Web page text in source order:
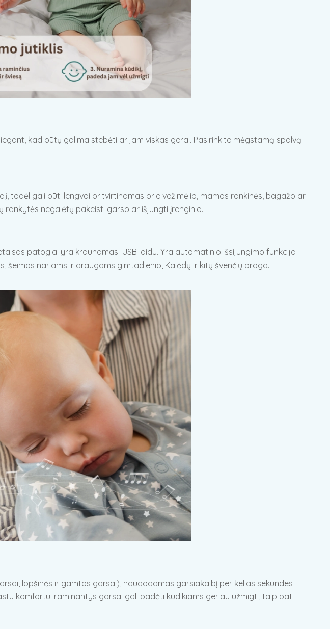
kad būtų galima stebėti ar jam viskas gerai. Pasirinkite mėgstamą spalvą
todėl gali būti lengvai pritvirtinamas prie vežimėlio, mamos rankinės, bagažo ar
rankytės negalėtų pakeisti garso ar išjungti įrenginio.
patogiai yra kraunamas USB laidu. Yra automatinio išsijungimo funkcija
nariams ir draugams gimtadienio, Kalėdų ir kitų švenčių proga.
lopšinės ir gamtos garsai), naudodamas garsiakalbį per kelias sekundes
komfortu. raminantys garsai gali padėti kūdikiams geriau užmigti, taip pat